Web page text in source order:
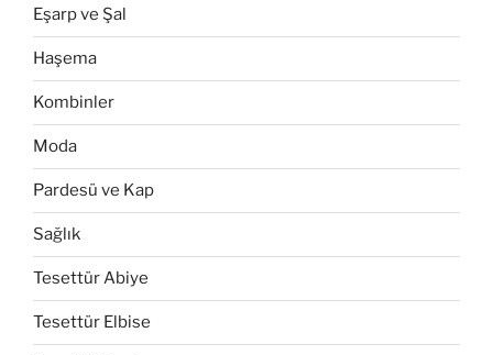
Eşarp ve Şal
Haşema
Kombinler
Moda
Pardesü ve Kap
Sağlık
Tesettür Abiye
Tesettür Elbise